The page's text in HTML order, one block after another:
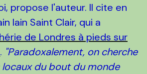
propose l'auteur. Il cite en
Iain Saint Clair, qui a
de Londres à pieds sur
. "Paradoxalement, on cherche
du bout du monde